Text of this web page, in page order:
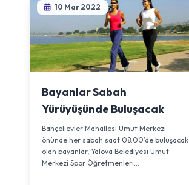
10 Mar 2022
Bayanlar Sabah
Yürüyüşünde Buluşacak
Bahçelievler Mahallesi Umut Merkezi
önünde her sabah saat 08:00’de buluşacak
olan bayanlar, Yalova Belediyesi Umut
Merkezi Spor Öğretmenleri...